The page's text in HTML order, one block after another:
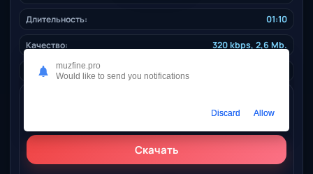
Длительность: 01:10
Качество: 320 kbps, 2,6 Mb.
Дата релиза:
Поколено – Пусть сегодня меня потеряет боже
Скачать
muzfine.pro
Would like to send you notifications
Discard Allow